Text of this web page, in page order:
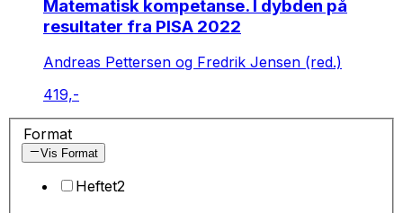
Matematisk kompetanse. I dybden på
resultater fra PISA 2022
Andreas Pettersen og Fredrik Jensen (red.)
419,-
Format
Vis Format
Heftet2